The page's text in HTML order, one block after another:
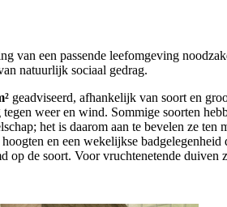
van een passende leefomgeving
natuurlijk sociaal gedrag.
geadviseerd, afhankelijk van soort en
weer en wind. Sommige soorten
het is daarom aan te bevelen ze
en een wekelijkse
op de soort. Voor vruchtenetende